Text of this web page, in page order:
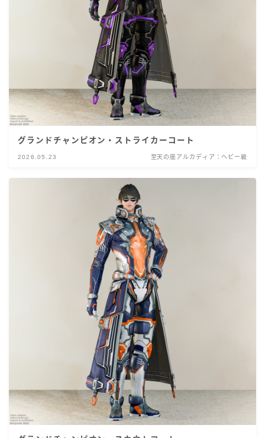
グランドチャンピオン・ストライカーコート
2026.05.23 至天の座アルカディア：ヘビー級